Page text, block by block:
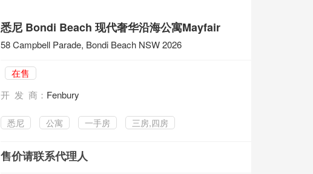
悉尼 Bondi Beach 现代奢华沿海公寓Mayfair
58 Campbell Parade, Bondi Beach NSW 2026
在售
开 发 商： Fenbury
悉尼 公寓 一手房 三房,四房
售价请联系代理人